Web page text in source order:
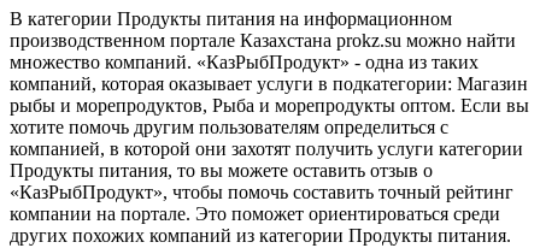
В категории Продукты питания на информационном
производственном портале Казахстана prokz.su можно найти
множество компаний. «КазРыбПродукт» - одна из таких
компаний, которая оказывает услуги в подкатегории: Магазин
рыбы и морепродуктов, Рыба и морепродукты оптом. Если вы
хотите помочь другим пользователям определиться с
компанией, в которой они захотят получить услуги категории
Продукты питания, то вы можете оставить отзыв о
«КазРыбПродукт», чтобы помочь составить точный рейтинг
компании на портале. Это поможет ориентироваться среди
других похожих компаний из категории Продукты питания.